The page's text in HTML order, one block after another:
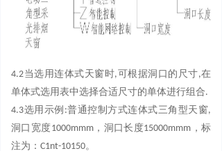
4.2当选用连体式天窗时,可根据洞口的尺寸,在
单体式选用表中选择合适尺寸的单体进行组合.
4.3选用示例:普通控制方式连体式三角型天窗,
洞口宽度1000mmm，洞口长度15000mmm，标
注为：C1nt-10150。